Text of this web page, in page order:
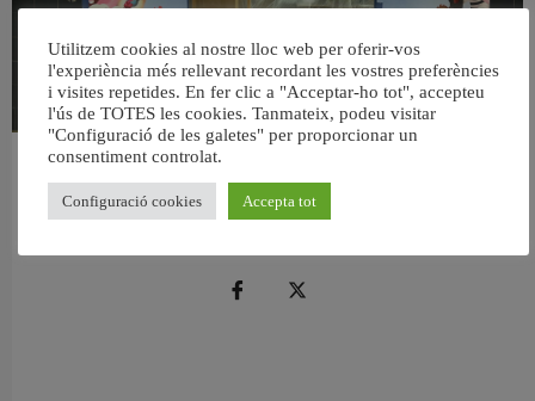
València reforma l’Escola Infantil Pardalets i instal·larà aire condicionat a totes
5 agost, 2026
Utilitzem cookies al nostre lloc web per oferir-vos
l'experiència més rellevant recordant les vostres preferències
i visites repetides. En fer clic a "Acceptar-ho tot", accepteu
l'ús de TOTES les cookies. Tanmateix, podeu visitar
"Configuració de les galetes" per proporcionar un
consentiment controlat.
Configuració cookies Accepta tot